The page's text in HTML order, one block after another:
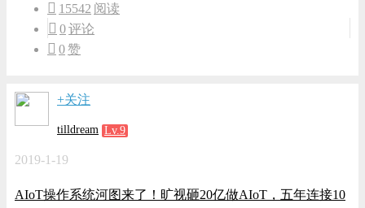
15542 阅读
0评论
0赞
+关注
tilldream Lv.9
2019-1-19
AIoT操作系统河图来了！旷视砸20亿做AIoT，五年连接10